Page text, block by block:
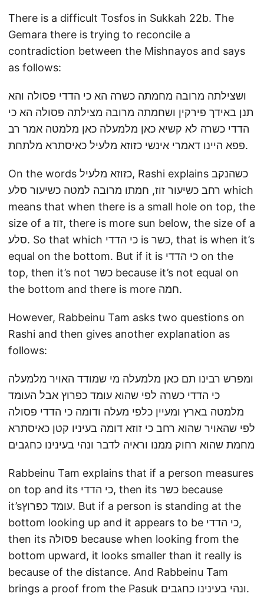
There is a difficult Tosfos in Sukkah 22b. The
Gemara there is trying to reconcile a
contradiction between the Mishnayos and says
as follows:
ושצילתה מרובה מחמתה כשרה הא כי הדדי פסולה והא
תנן באידך פירקין ושחמתה מרובה מצילתה פסולה הא כי
הדדי כשרה לא קשיא כאן מלמעלה כאן מלמטה אמר רב
פפא היינו דאמרי אינשי כזוזא מלעיל כאיסתרא מלתחת.
On the words כזוזא מלעיל, Rashi explains כשהנקב
רחב כשיעור זוז, חמתו מרובה למטה כשיעור סלע which
means that when there is a small hole on top, the
size of a זוז, there is more sun below, the size of a
סלע. So that which כי הדדי is כשר, that is when it’s
equal on the bottom. But if it is כי הדדי on the
top, then it’s not כשר because it’s not equal on
the bottom and there is more חמה.
However, Rabbeinu Tam asks two questions on
Rashi and then gives another explanation as
follows:
ומפרש רבינו תם כאן מלמעלה מי שמודד האויר מלמעלה
כי הדדי כשרה לפי שהוא עומד כפרוץ אבל העומד
מלמטה בארץ ומעיין כלפי מעלה ודומה כי הדדי פסולה
לפי שהאויר שהוא רחב כי זוזא דומה בעיניו קטן כאיסתרא
מחמת שהוא רחוק ממנו וראיה לדבר ונהי בעינינו כחגבים
Rabbeinu Tam explains that if a person measures
on top and its כי הדדי, then its כשר because
it’sעומד כפרוץ. But if a person is standing at the
bottom looking up and it appears to be כי הדדי,
then its פסולה because when looking from the
bottom upward, it looks smaller than it really is
because of the distance. And Rabbeinu Tam
brings a proof from the Pasuk ונהי בעינינו כחגבים.